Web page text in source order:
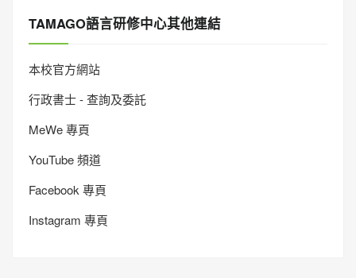
TAMAGO語言研修中心其他連結
本校官方網站
行政書士 - 查詢及委託
MeWe 專頁
YouTube 頻道
Facebook 專頁
Instagram 專頁